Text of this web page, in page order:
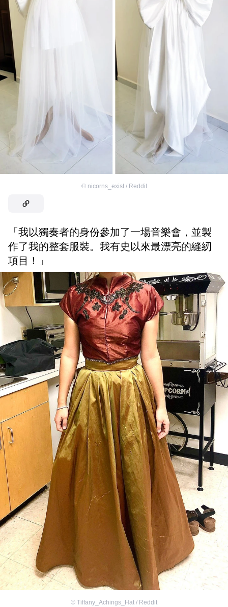
© nicorns_exist / Reddit
「我以獨奏者的身份參加了一場音樂會，並製
作了我的整套服裝。我有史以來最漂亮的縫紉
項目！」
© Tiffany_Achings_Hat / Reddit